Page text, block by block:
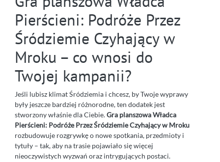
Pierścieni: Podróże Przez
Śródziemie Czyhający w
Mroku – co wnosi do
Twojej kampanii?
Jeśli lubisz klimat Śródziemia i chcesz, by Twoje wyprawy
były jeszcze bardziej różnorodne, ten dodatek jest
stworzony właśnie dla Ciebie.Gra planszowa Władca
Pierścieni: Podróże Przez Śródziemie Czyhający w Mroku
rozbudowuje rozgrywkę o nowe spotkania, przedmioty i
tytuły – tak, aby na trasie pojawiało się więcej
nieoczywistych wyzwań oraz intrygujących postaci.